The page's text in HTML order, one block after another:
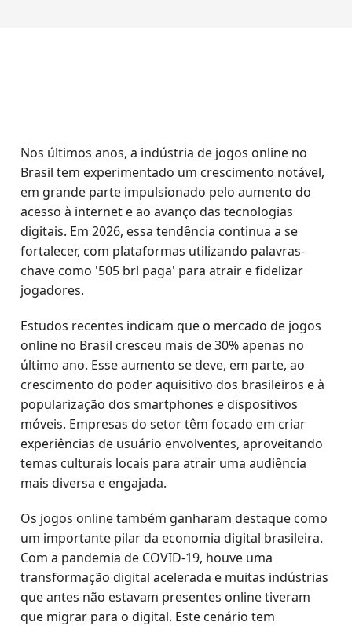
Nos últimos anos, a indústria de jogos online no
Brasil tem experimentado um crescimento notável,
em grande parte impulsionado pelo aumento do
acesso à internet e ao avanço das tecnologias
digitais. Em 2026, essa tendência continua a se
fortalecer, com plataformas utilizando palavras-
chave como '505 brl paga' para atrair e fidelizar
jogadores.
Estudos recentes indicam que o mercado de jogos
online no Brasil cresceu mais de 30% apenas no
último ano. Esse aumento se deve, em parte, ao
crescimento do poder aquisitivo dos brasileiros e à
popularização dos smartphones e dispositivos
móveis. Empresas do setor têm focado em criar
experiências de usuário envolventes, aproveitando
temas culturais locais para atrair uma audiência
mais diversa e engajada.
Os jogos online também ganharam destaque como
um importante pilar da economia digital brasileira.
Com a pandemia de COVID-19, houve uma
transformação digital acelerada e muitas indústrias
que antes não estavam presentes online tiveram
que migrar para o digital. Este cenário tem